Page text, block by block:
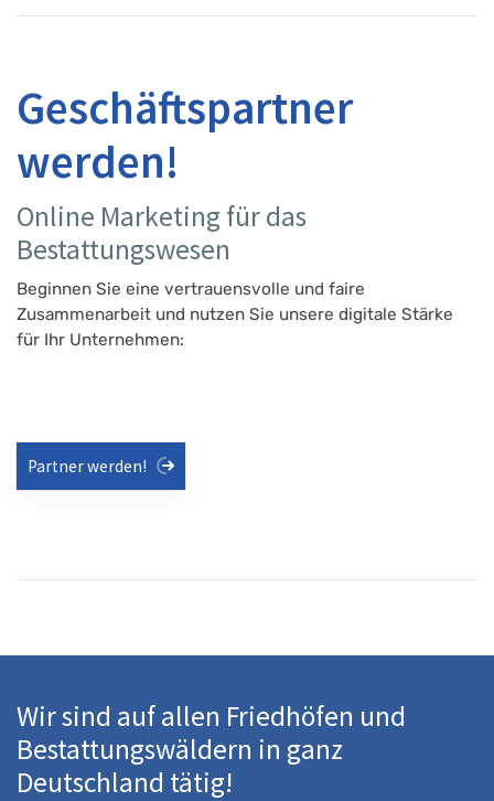
Geschäftspartner
werden!
Online Marketing für das
Bestattungswesen
Beginnen Sie eine vertrauensvolle und faire
Zusammenarbeit und nutzen Sie unsere digitale Stärke
für Ihr Unternehmen:
Partner werden!
Wir sind auf allen Friedhöfen und
Bestattungswäldern in ganz
Deutschland tätig!